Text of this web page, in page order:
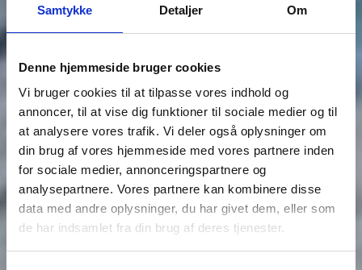
Samtykke Detaljer Om
Denne hjemmeside bruger cookies
Vi bruger cookies til at tilpasse vores indhold og
annoncer, til at vise dig funktioner til sociale medier og til
at analysere vores trafik. Vi deler også oplysninger om
din brug af vores hjemmeside med vores partnere inden
for sociale medier, annonceringspartnere og
analysepartnere. Vores partnere kan kombinere disse
data med andre oplysninger, du har givet dem, eller som
de har indsamlet fra din brug af deres tjenester.